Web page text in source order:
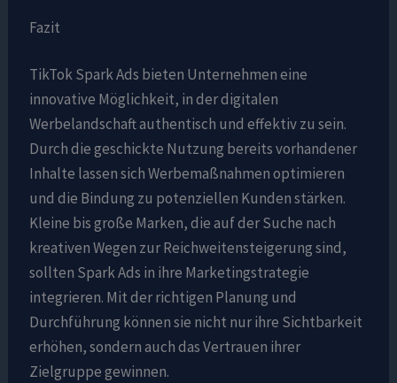
Fazit
TikTok Spark Ads bieten Unternehmen eine
innovative Möglichkeit, in der digitalen
Werbelandschaft authentisch und effektiv zu sein.
Durch die geschickte Nutzung bereits vorhandener
Inhalte lassen sich Werbemaßnahmen optimieren
und die Bindung zu potenziellen Kunden stärken.
Kleine bis große Marken, die auf der Suche nach
kreativen Wegen zur Reichweitensteigerung sind,
sollten Spark Ads in ihre Marketingstrategie
integrieren. Mit der richtigen Planung und
Durchführung können sie nicht nur ihre Sichtbarkeit
erhöhen, sondern auch das Vertrauen ihrer
Zielgruppe gewinnen.